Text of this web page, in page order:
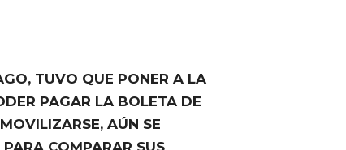
TUVO QUE PONER A LA
PAGAR LA BOLETA DE
AÚN SE
COMPARAR SUS